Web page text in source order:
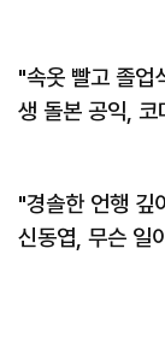
"속옷 빨고 졸업
생 돌본 공익, 코
"경솔한 언행 깊
신동엽, 무슨 일